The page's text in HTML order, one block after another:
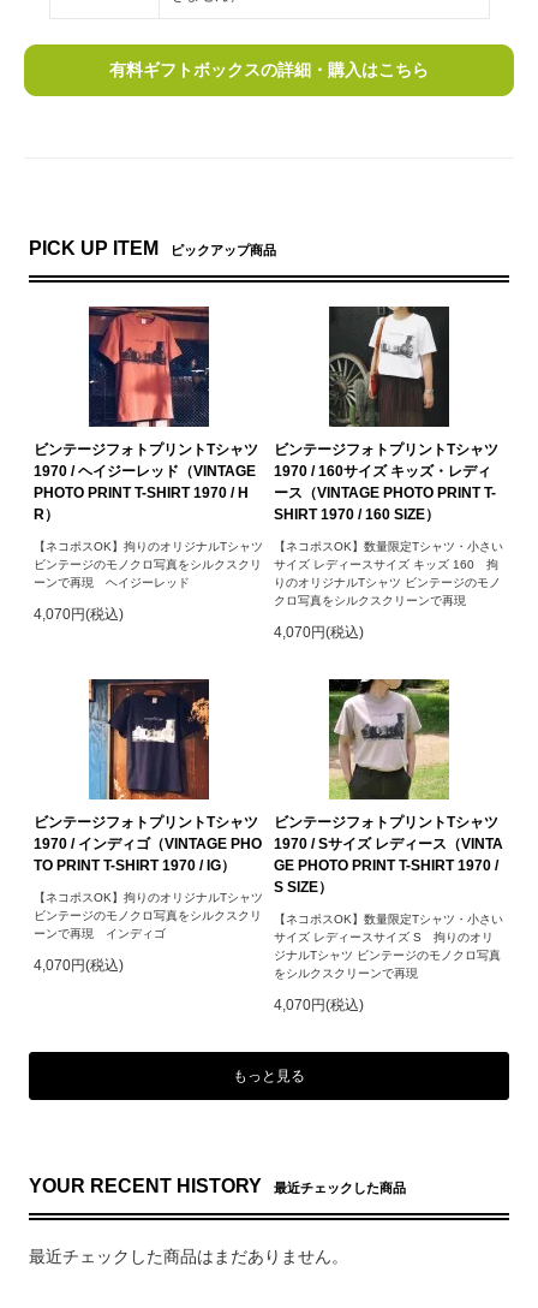
有料ギフトボックスの詳細・購入はこちら
PICK UP ITEM ピックアップ商品
ビンテージフォトプリントTシャツ
1970 / ヘイジーレッド（VINTAGE
PHOTO PRINT T-SHIRT 1970 / H
R）
【ネコポスOK】拘りのオリジナルTシャツ
ビンテージのモノクロ写真をシルクスクリ
ーンで再現 ヘイジーレッド
4,070円(税込)
ビンテージフォトプリントTシャツ
1970 / 160サイズ キッズ・レディ
ース（VINTAGE PHOTO PRINT T-
SHIRT 1970 / 160 SIZE）
【ネコポスOK】数量限定Tシャツ・小さい
サイズ レディースサイズ キッズ 160 拘
りのオリジナルTシャツ ビンテージのモノ
クロ写真をシルクスクリーンで再現
4,070円(税込)
ビンテージフォトプリントTシャツ
1970 / インディゴ（VINTAGE PHO
TO PRINT T-SHIRT 1970 / IG）
【ネコポスOK】拘りのオリジナルTシャツ
ビンテージのモノクロ写真をシルクスクリ
ーンで再現 インディゴ
4,070円(税込)
ビンテージフォトプリントTシャツ
1970 / Sサイズ レディース（VINTA
GE PHOTO PRINT T-SHIRT 1970 /
S SIZE）
【ネコポスOK】数量限定Tシャツ・小さい
サイズ レディースサイズ S 拘りのオリ
ジナルTシャツ ビンテージのモノクロ写真
をシルクスクリーンで再現
4,070円(税込)
もっと見る
YOUR RECENT HISTORY 最近チェックした商品
最近チェックした商品はまだありません。